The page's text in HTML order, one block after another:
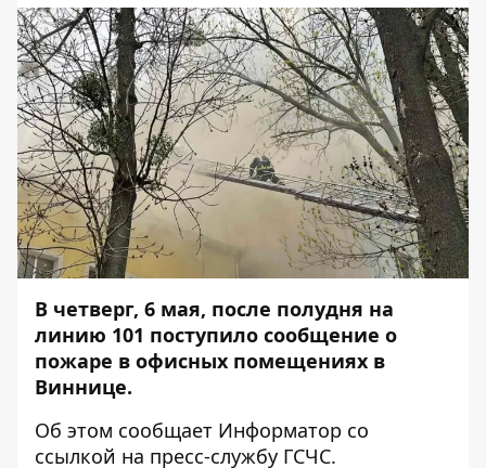
В четверг, 6 мая, после полудня на
линию 101 поступило сообщение о
пожаре в офисных помещениях в
Виннице.
Об этом сообщает Информатор со
ссылкой на пресс-службу ГСЧС.